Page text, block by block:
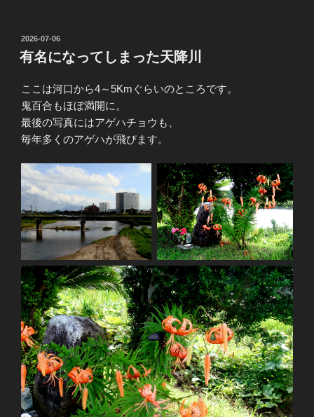
投
稿
日:
2026-07-06
有名になってしまった天降川
ここは河口から4～5Kmぐらいのところです。
鬼百合もほぼ満開に。
最後の写真にはアゲハチョウも、
毎年多くのアゲハが飛びます。